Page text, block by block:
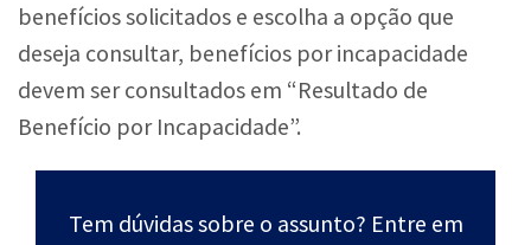
benefícios solicitados e escolha a opção que
deseja consultar, benefícios por incapacidade
devem ser consultados em “Resultado de
Benefício por Incapacidade”.
Tem dúvidas sobre o assunto? Entre em